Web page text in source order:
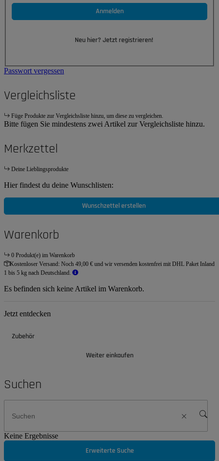
Anmelden
Neu hier? Jetzt registrieren!
Passwort vergessen
Vergleichsliste
Füge Produkte zur Vergleichsliste hinzu, um diese zu vergleichen.
Bitte fügen Sie mindestens zwei Artikel zur Vergleichsliste hinzu.
Merkzettel
Deine Lieblingsprodukte
Hier findest du deine Wunschlisten:
Wunschzettel erstellen
Warenkorb
0 Produkt(e) im Warenkorb
Kostenloser Versand: Noch 49,00 € und wir versenden kostenfrei mit DHL Paket Inland
1 bis 5 kg nach Deutschland.
Es befinden sich keine Artikel im Warenkorb.
Jetzt entdecken
Zubehör
Weiter einkaufen
Suchen
Keine Ergebnisse
Erweiterte Suche